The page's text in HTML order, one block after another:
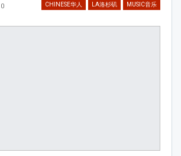
CHINESE华人 LA洛杉矶 MUSIC音乐
0